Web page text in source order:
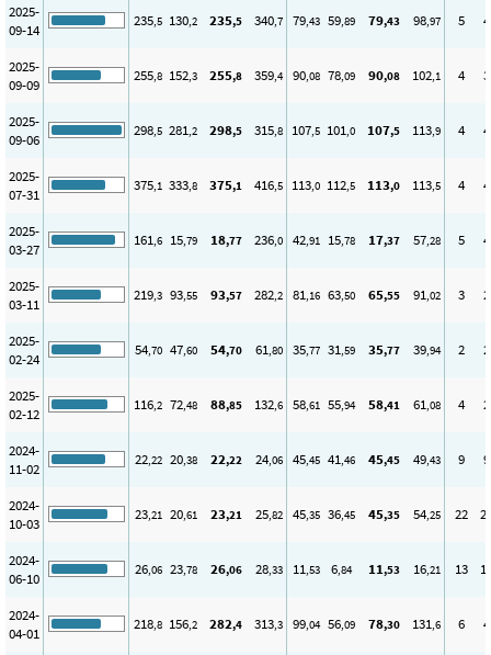
2025-
09-14
235,5 130,2 235,5 340,7 79,43 59,89 79,43 98,97 5 4
2025-
09-09
255,8 152,3 255,8 359,4 90,08 78,09 90,08 102,1 4 3
2025-
09-06
298,5 281,2 298,5 315,8 107,5 101,0 107,5 113,9 4 4
2025-
07-31
375,1 333,8 375,1 416,5 113,0 112,5 113,0 113,5 4 4
2025-
03-27
161,6 15,79 18,77 236,0 42,91 15,78 17,37 57,28 5 4
2025-
03-11
219,3 93,55 93,57 282,2 81,16 63,50 65,55 91,02 3 2
2025-
02-24
54,70 47,60 54,70 61,80 35,77 31,59 35,77 39,94 2 2
2025-
02-12
116,2 72,48 88,85 132,6 58,61 55,94 58,41 61,08 4 2
2024-
11-02
22,22 20,38 22,22 24,06 45,45 41,46 45,45 49,43 9 9
2024-
10-03
23,21 20,61 23,21 25,82 45,35 36,45 45,35 54,25 22
2024-
06-10
26,06 23,78 26,06 28,33 11,53 6,84 11,53 16,21 13
2024-
04-01
218,8 156,2 282,4 313,3 99,04 56,09 78,30 131,6 6 4